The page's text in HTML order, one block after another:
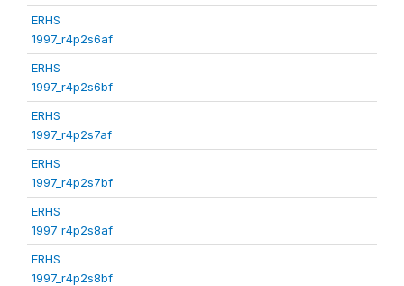
ERHS
1997_r4p2s6af
ERHS
1997_r4p2s6bf
ERHS
1997_r4p2s7af
ERHS
1997_r4p2s7bf
ERHS
1997_r4p2s8af
ERHS
1997_r4p2s8bf